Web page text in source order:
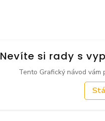
Nevíte si rady s
Tento Grafický návod vám